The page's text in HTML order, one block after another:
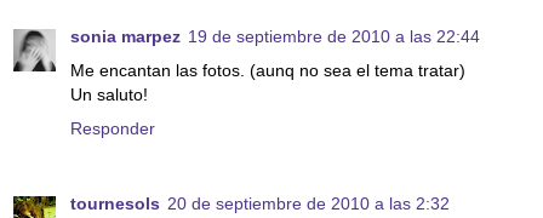
sonia marpez 19 de septiembre de 2010 a las 22:44
Me encantan las fotos. (aunq no sea el tema tratar)
Un saluto!
Responder
tournesols 20 de septiembre de 2010 a las 2:32